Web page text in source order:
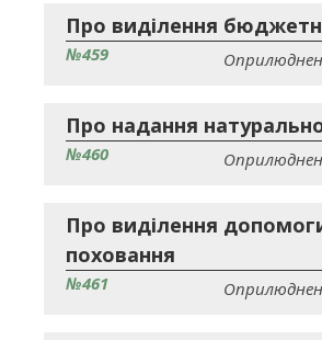
Про виділення
№459
Про надання
№460
Про виділення
поховання
№461